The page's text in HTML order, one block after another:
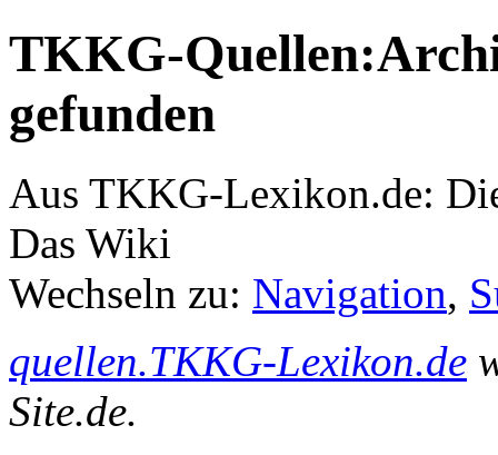
TKKG-
gefunden
Aus TKKG-Lexikon.de:
Das Wiki
Wechseln zu: Navigation,
quellen.TKKG-Lexikon.de
Site.de.